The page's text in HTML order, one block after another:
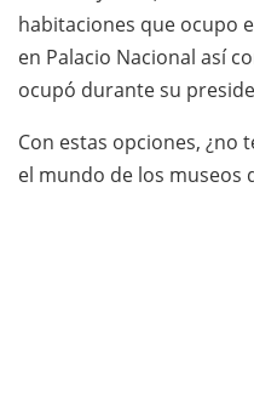
habitaciones que ocupo
en Palacio Nacional así
ocupó durante su
Con estas opciones, ¿no
el mundo de los museos